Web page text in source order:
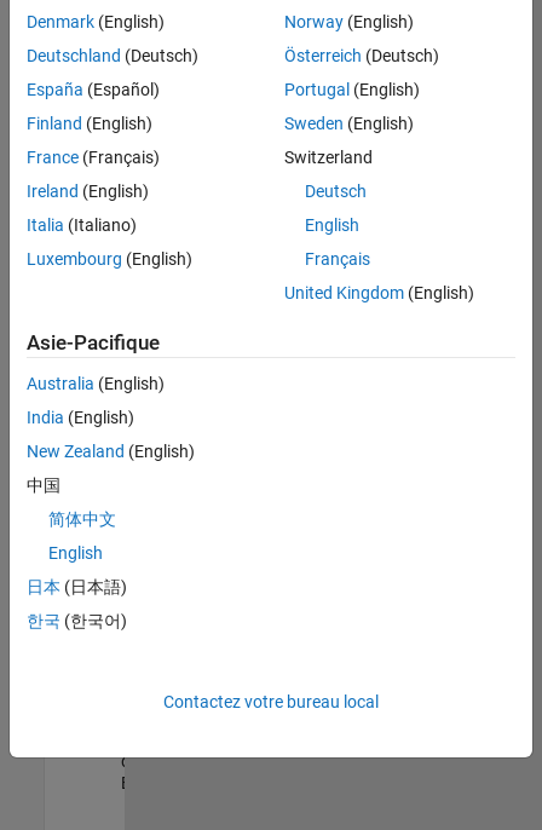
Les
descriptions
poste
n’ont
pas
été
traduites.
Effectuez
lieu
pour
l’ensemble
des
opportunités
votre
région.
Senior Software Quality Engineer
Senior
Engineer
qualité |
Expérimenté(e)
Denmark (English)
Deutschland (Deutsch)
España (Español)
Finland (English)
France (Français)
Ireland (English)
Italia (Italiano)
Luxembourg (English)
Norway(English)
Österreich (Deutsch)
Portugal (English)
Sweden (English)
Switzerland
Deutsch
English
Français
United Kingdom(English)
Asie-Pacifique
Australia (English)
India (English)
New Zealand (English)
中国
简体中文
English
日本 (日本語)
한국 (한국어)
Contactez votre bureau local